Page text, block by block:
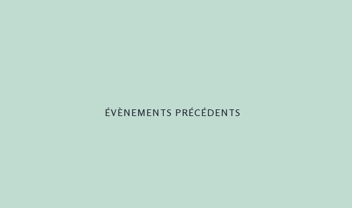
ÉVÈNEMENTS PRÉCÉDENTS